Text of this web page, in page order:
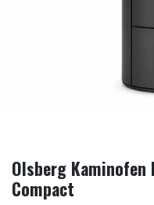
Olsberg Kaminofen
Compact